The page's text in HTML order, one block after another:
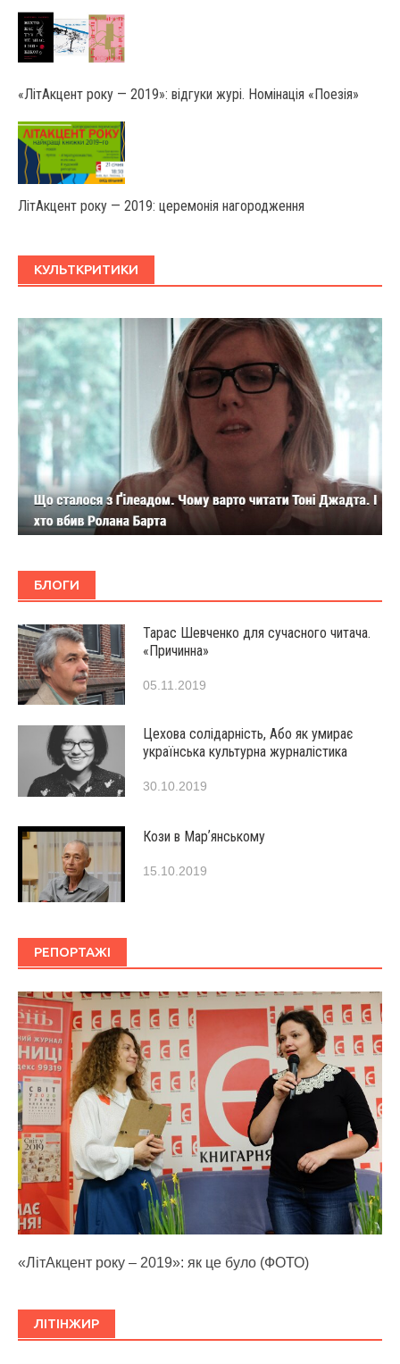
«ЛітАкцент року — 2019»: відгуки журі. Номінація «Поезія»
ЛітАкцент року — 2019: церемонія нагородження
КУЛЬТКРИТИКИ
БЛОГИ
Тарас Шевченко для сучасного читача.
«Причинна»
05.11.2019
Цехова солідарність, Або як умирає
українська культурна журналістика
30.10.2019
Кози в Марʼянському
15.10.2019
РЕПОРТАЖІ
«ЛітАкцент року – 2019»: як це було (ФОТО)
ЛІТІНЖИР